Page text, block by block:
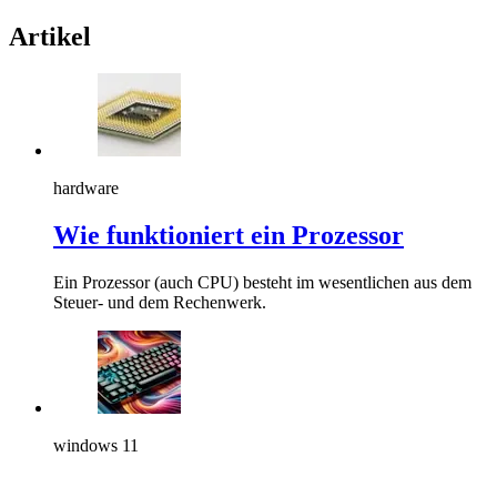
Artikel
hardware
Wie funktioniert ein Prozessor
Ein Prozessor (auch CPU) besteht im wesentlichen aus dem
Steuer- und dem Rechenwerk.
windows 11